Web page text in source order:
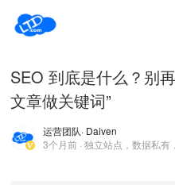
SEO 到底是什么？别
文章做关键词”
运营团队· Daiven
3个月前 · 独立站点，数据私有